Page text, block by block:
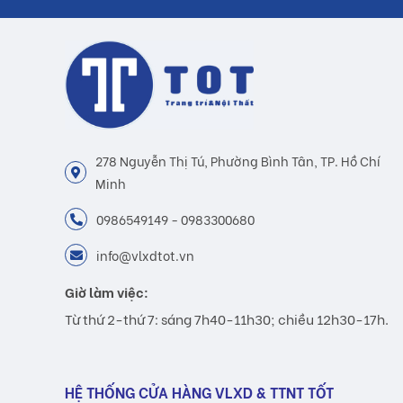
278 Nguyễn Thị Tú, Phường Bình Tân, TP. Hồ Chí
Minh
0986549149 - 0983300680
info@vlxdtot.vn
Giờ làm việc:
Từ thứ 2-thứ 7: sáng 7h40-11h30; chiều 12h30-17h.
HỆ THỐNG CỬA HÀNG VLXD & TTNT TỐT